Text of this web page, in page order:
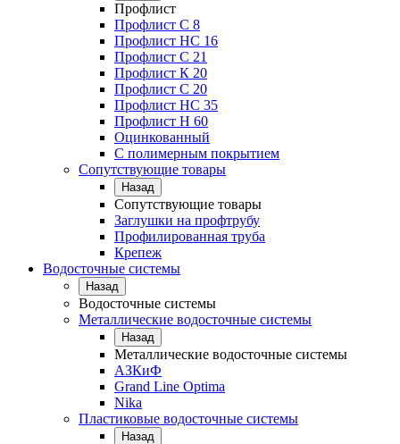
Профлист
Профлист С 8
Профлист НС 16
Профлист C 21
Профлист К 20
Профлист С 20
Профлист НС 35
Профлист Н 60
Оцинкованный
С полимерным покрытием
Сопутствующие товары
Назад
Сопутствующие товары
Заглушки на профтрубу
Профилированная труба
Крепеж
Водосточные системы
Назад
Водосточные системы
Металлические водосточные системы
Назад
Металлические водосточные системы
АЗКиФ
Grand Line Optima
Nika
Пластиковые водосточные системы
Назад